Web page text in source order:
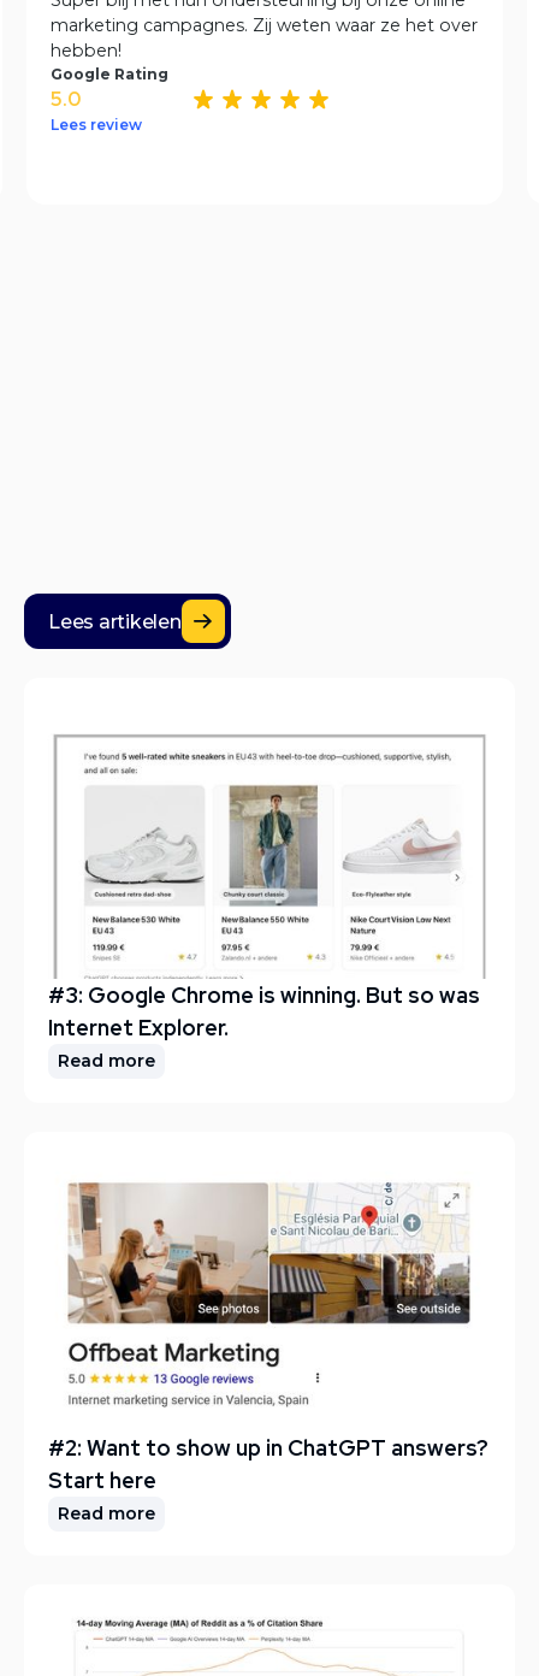
marketing campagnes. Zij weten waar ze het over
hebben!
Google Rating
Lees review
Lees artikelen
#3: Google Chrome is winning. But so was
Internet Explorer.
Read more
#2: Want to show up in ChatGPT answers?
Start here
Read more